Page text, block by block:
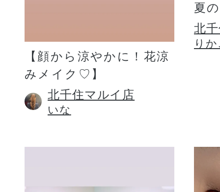
【顔から涼やかに！花涼
みメイク♡】
北千住マルイ店
いな
夏
北
り